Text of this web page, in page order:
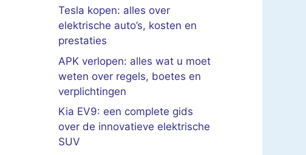
Tesla kopen: alles over
elektrische auto’s, kosten en
prestaties
APK verlopen: alles wat u moet
weten over regels, boetes en
verplichtingen
Kia EV9: een complete gids
over de innovatieve elektrische
SUV